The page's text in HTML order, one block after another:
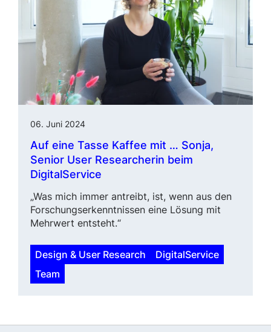
06. Juni 2024
Auf eine Tasse Kaffee mit … Sonja,
Senior User Resear­cherin beim
DigitalService
„Was mich immer antreibt, ist, wenn aus den
Forschungs­erkenntnissen eine Lösung mit
Mehrwert entsteht.“
Design & User Research
DigitalService
Team